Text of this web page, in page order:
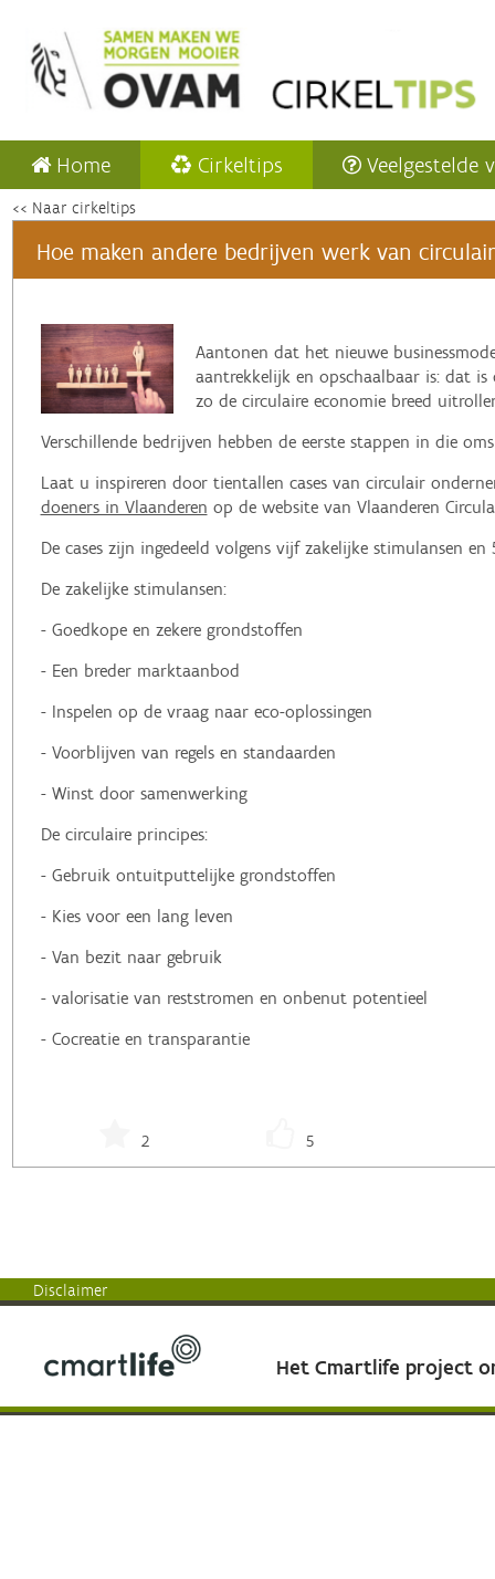
Home Cirkeltips Veelgestelde
<< Naar cirkeltips
Hoe maken andere bedrijven werk van
‌Aantonen dat het nieuwe
aantrekkelijk en opschaalbaar is: dat is
zo de circulaire economie breed
Verschillende bedrijven hebben de eerste stappen in die
Laat u inspireren door tientallen cases van circulair
doeners in Vlaanderen op de website van Vlaanderen
De cases zijn ingedeeld volgens vijf zakelijke stimulansen en
De zakelijke stimulansen:
- Goedkope en zekere grondstoffen
- Een breder marktaanbod
- Inspelen op de vraag naar eco-oplossingen
- Voorblijven van regels en standaarden
- Winst door samenwerking
De circulaire principes:
- Gebruik ontuitputtelijke grondstoffen
- Kies voor een lang leven
- Van bezit naar gebruik
- valorisatie van reststromen en onbenut potentieel
- Cocreatie en transparantie
2 5
Disclaimer
Het Cmartlife project